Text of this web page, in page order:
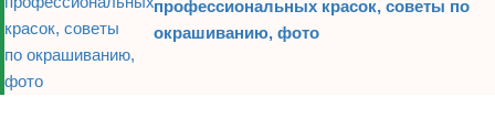
профессиональных красок, советы по
окрашиванию, фото